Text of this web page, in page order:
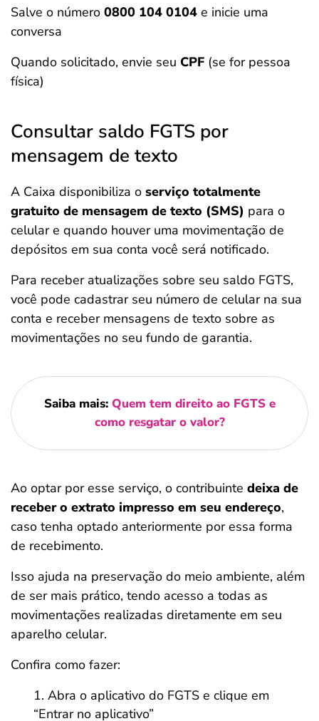
Salve o número 0800 104 0104 e inicie uma
conversa
Quando solicitado, envie seu CPF (se for pessoa
física)
Consultar saldo FGTS por
mensagem de texto
A Caixa disponibiliza o serviço totalmente
gratuito de mensagem de texto (SMS) para o
celular e quando houver uma movimentação de
depósitos em sua conta você será notificado.
Para receber atualizações sobre seu saldo FGTS,
você pode cadastrar seu número de celular na sua
conta e receber mensagens de texto sobre as
movimentações no seu fundo de garantia.
Saiba mais: Quem tem direito ao FGTS e
como resgatar o valor?
Ao optar por esse serviço, o contribuinte deixa de
receber o extrato impresso em seu endereço,
caso tenha optado anteriormente por essa forma
de recebimento.
Isso ajuda na preservação do meio ambiente, além
de ser mais prático, tendo acesso a todas as
movimentações realizadas diretamente em seu
aparelho celular.
Confira como fazer:
Abra o aplicativo do FGTS e clique em
“Entrar no aplicativo”